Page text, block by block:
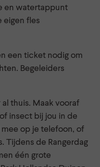
en watertappunt
eigen fles
een ticket nodig om
Begeleiders
al thuis. Maak vooraf
insect bij jou in de
op je telefoon, of
Tijdens de Rangerdag
één grote